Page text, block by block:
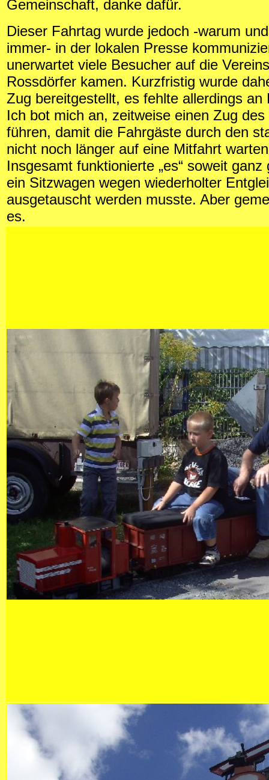
Gemeinschaft, danke dafür.
Dieser Fahrtag wurde jedoch -warum
immer- in der lokalen Presse
unerwartet viele Besucher auf die
Rossdörfer kamen. Kurzfristig wurde
Zug bereitgestellt, es fehlte allerdings an
Ich bot mich an, zeitweise einen Zug des
führen, damit die Fahrgäste durch den
nicht noch länger auf eine Mitfahrt
Insgesamt funktionierte „es“ soweit
ein Sitzwagen wegen wiederholter
ausgetauscht werden musste. Aber
es.